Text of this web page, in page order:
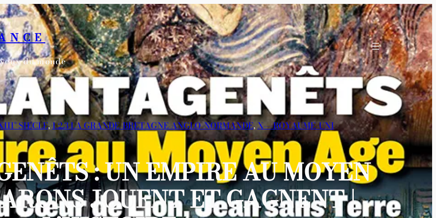
du monde
SIECLE, 1.2.3 LA GRANDE-BRETAGNE ANGLO-NORMANDE, X—-ROYAUME-UNI
: UN EMPIRE AU MOYEN
JOUENT ET GAGNENT |